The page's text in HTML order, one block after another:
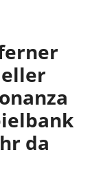
da